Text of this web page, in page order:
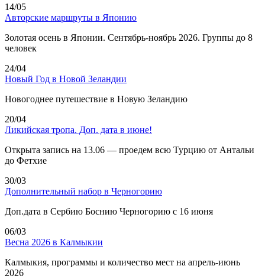
14/05
Авторские маршруты в Японию
Золотая осень в Японии. Сентябрь-ноябрь 2026. Группы до 8
человек
24/04
Новый Год в Новой Зеландии
Новогоднее путешествие в Новую Зеландию
20/04
Ликийская тропа. Доп. дата в июне!
Открыта запись на 13.06 — проедем всю Турцию от Антальи
до Фетхие
30/03
Дополнительный набор в Черногорию
Доп.дата в Сербию Боснию Черногорию с 16 июня
06/03
Весна 2026 в Калмыкии
Калмыкия, программы и количество мест на апрель-июнь
2026